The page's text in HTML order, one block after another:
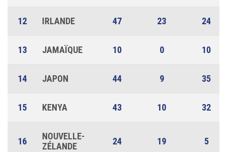
12 IRLANDE 47 23 24
13 JAMAÏQUE 10 0 10
14 JAPON 44 9 35
15 KENYA 43 10 32
16
NOUVELLE-
ZÉLANDE
24 19 5